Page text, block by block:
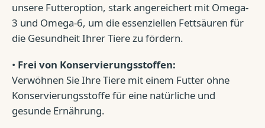
unsere Futteroption, stark angereichert mit Omega-
3 und Omega-6, um die essenziellen Fettsäuren für
die Gesundheit Ihrer Tiere zu fördern.
• Frei von Konservierungsstoffen:
Verwöhnen Sie Ihre Tiere mit einem Futter ohne
Konservierungsstoffe für eine natürliche und
gesunde Ernährung.